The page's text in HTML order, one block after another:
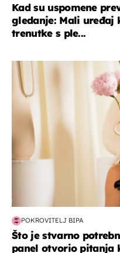
Kad su uspomene
gledanje: Mali uređaj
trenutke s ple...
moda & ljepota
POKROVITELJ BIPA
Što je stvarno
panel otvorio pitanja